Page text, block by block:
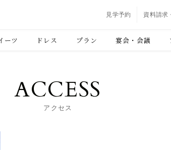
見学予約 資料請求
ーツ ドレス プラン 宴会・会議
ACCESS
アクセス